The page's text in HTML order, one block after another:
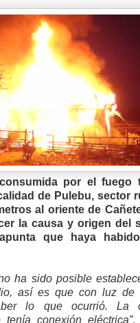
por el fuego
de Pulebu, sector
al oriente de
la causa y origen del
que haya
ha sido posible
así es que con luz de
lo que ocurrió. La
conexión eléctrica”,